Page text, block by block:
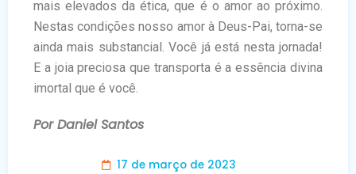
mais elevados da ética, que é o amor ao próximo.
Nestas condições nosso amor à Deus-Pai, torna-se
ainda mais substancial. Você já está nesta jornada!
E a joia preciosa que transporta é a essência divina
imortal que é você.
Por Daniel Santos
17 de março de 2023